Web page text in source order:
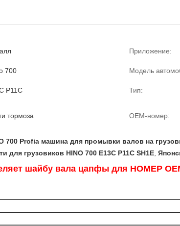
Приложение:
700 Модель
Р11С Тип:
тормоза OEM-номер:
700 Profia машина для промывки валов на
для грузовиков HINO 700 E13C P11C SH1E
шайбу вала цапфы для НОМЕР